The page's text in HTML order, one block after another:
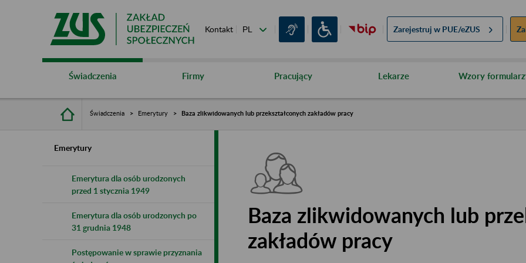
Kontakt Zarejestruj w PUE/eZUS
Świadczenia Firmy Pracujący Lekarze Wzory
Świadczenia Emerytury Baza zlikwidowanych lub przekształconych zakładów pracy
Emerytury
Emerytura dla osób urodzonych
przed 1 stycznia 1949
Emerytura dla osób urodzonych po
31 grudnia 1948
Postępowanie w sprawie przyznania
Baza zlikwidowanych lub
zakładów pracy